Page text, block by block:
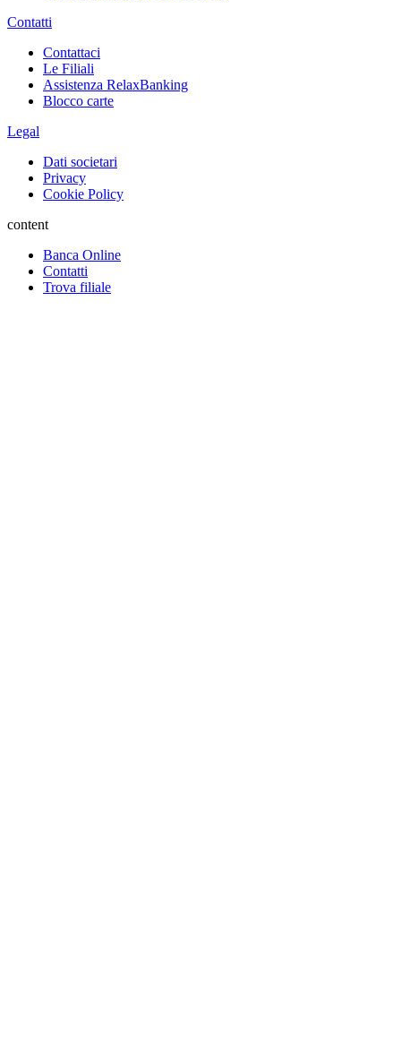
Contatti
Contattaci
Le Filiali
Assistenza RelaxBanking
Blocco carte
Legal
Dati societari
Privacy
Cookie Policy
content
Banca Online
Contatti
Trova filiale